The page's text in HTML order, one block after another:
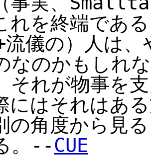
れを終端であ
流儀の）人は
なのかもしれ
それが物事を
にはそれはあ
の角度から見
。--CUE